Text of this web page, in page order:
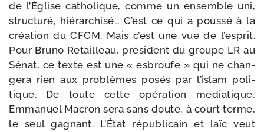
de l’Église catho­lique, comme un ensemble uni,
struc­tu­ré, hié­rar­chi­sé… C’est ce qui a pous­sé à la
créa­tion du CFCM. Mais c’est une vue de l’esprit.
Pour Bruno Retailleau, pré­sident du groupe LR au
Sénat, ce texte est une « esbroufe » qui ne chan­
ge­ra rien aux pro­blèmes posés par l’islam poli­
tique. De toute cette opé­ra­tion média­tique,
Emmanuel Macron sera sans doute, à court terme,
le seul gagnant. L’État répu­bli­cain et laïc veut